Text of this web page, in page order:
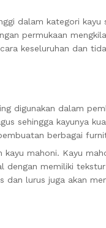
dalam kategori kayu
permukaan
keseluruhan dan
digunakan dalam
sehingga kayunya
berbagai
mahoni. Kayu
memiliki
lurus juga akan